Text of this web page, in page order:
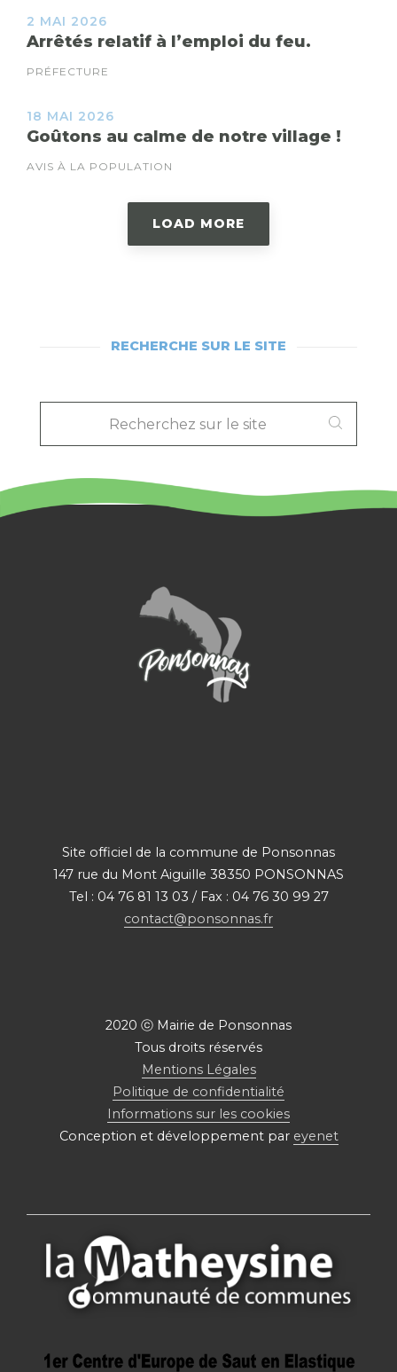
2 MAI 2026
Arrêtés relatif à l’emploi du feu.
PRÉFECTURE
18 MAI 2026
Goûtons au calme de notre village !
AVIS À LA POPULATION
LOAD MORE
RECHERCHE SUR LE SITE
RECHERCHEZ
LE
SITE
Site officiel de la commune de Ponsonnas
147 rue du Mont Aiguille 38350 PONSONNAS
Tel : 04 76 81 13 03 / Fax : 04 76 30 99 27
contact@ponsonnas.fr
2020 ⓒ Mairie de Ponsonnas
Tous droits réservés
Mentions Légales
Politique de confidentialité
Informations sur les cookies
Conception et développement par eyenet